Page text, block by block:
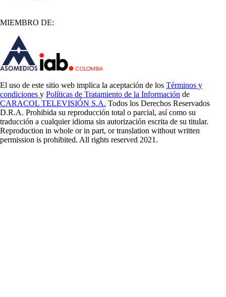
MIEMBRO DE:
El uso de este sitio web implica la aceptación de los Términos y
condiciones y Políticas de Tratamiento de la Información de
CARACOL TELEVISIÓN S.A. Todos los Derechos Reservados
D.R.A. Prohibida su reproducción total o parcial, así como su
traducción a cualquier idioma sin autorización escrita de su titular.
Reproduction in whole or in part, or translation without written
permission is prohibited. All rights reserved 2021.